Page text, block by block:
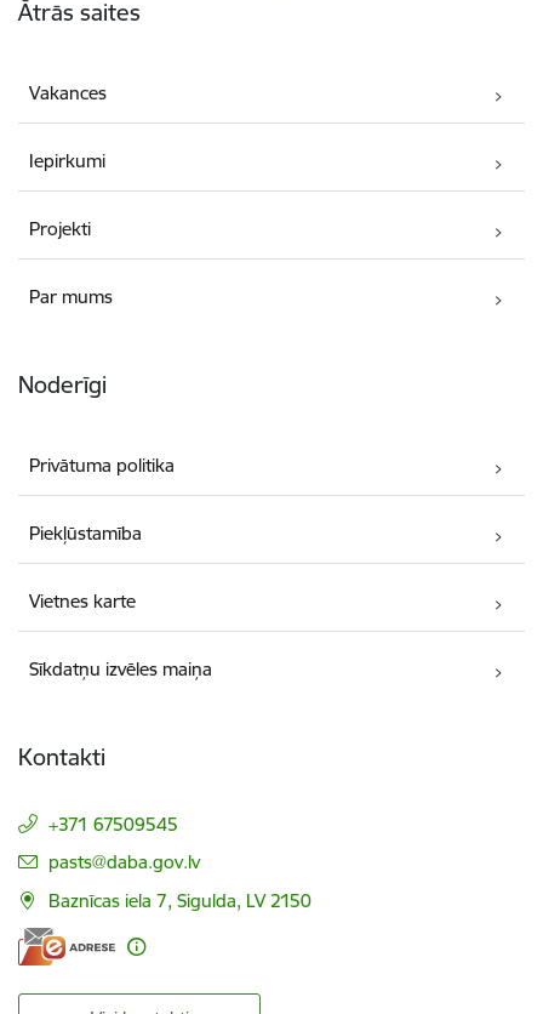
Ātrās saites
Vakances
Iepirkumi
Projekti
Par mums
Noderīgi
Privātuma politika
Piekļūstamība
Vietnes karte
Sīkdatņu izvēles maiņa
Kontakti
+371 67509545
E-pasts:
pasts@daba.gov.lv
Baznīcas iela 7, Sigulda, LV 2150